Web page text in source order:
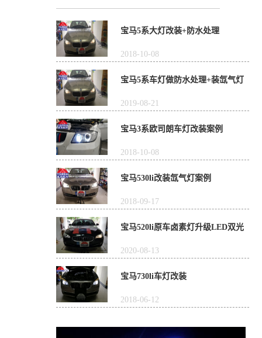
宝马5系大灯改装+防水处理
2018-10-08
宝马5系车灯做防水处理+装氙气灯
2019-08-21
宝马3系欧司朗车灯改装案例
2018-10-08
宝马530li改装氙气灯案例
2018-09-17
宝马520li原车卤素灯升级LED双光
透镜，好车就该配好灯
2020-08-13
宝马730li车灯改装
2018-06-12